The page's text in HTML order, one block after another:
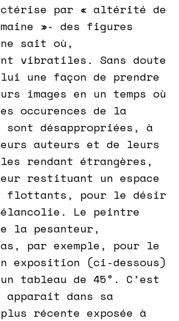
par « altérité de
»- des figures
ne sait où,
vibratiles. Sans doute
une façon de prendre
images en un temps où
occurences de la
sont désappropriées, à
auteurs et de leurs
rendant étrangères,
restituant un espace
flottants, pour le désir
Le peintre
la pesanteur,
par exemple, pour le
exposition (ci-dessous)
tableau de 45°. C’est
dans sa
récente exposée à